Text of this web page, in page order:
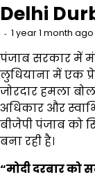
Delhi
1 year 1 month ago
पंजाब सरकार में
लुधियाना में एक
जोरदार हमला
अधिकार और
बीजेपी पंजाब को
बना रही है।
“मोदी दरबार को